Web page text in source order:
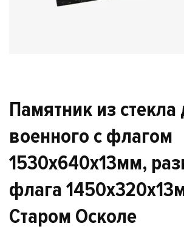
Памятник из стекла
военного с флагом
1530х640х13мм,
флага
Старом Осколе